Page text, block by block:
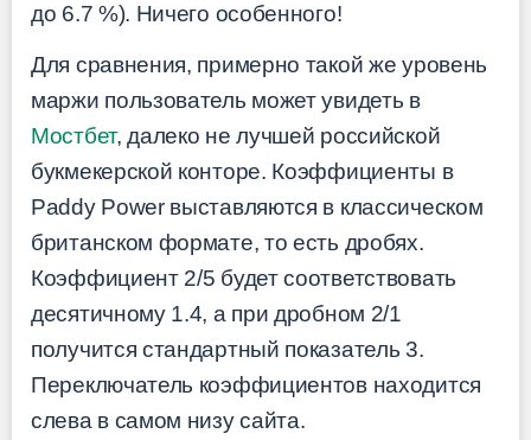
до 6.7 %). Ничего особенного!
Для сравнения, примерно такой же уровень
маржи пользователь может увидеть в
Мостбет, далеко не лучшей российской
букмекерской конторе. Коэффициенты в
Paddy Power выставляются в классическом
британском формате, то есть дробях.
Коэффициент 2/5 будет соответствовать
десятичному 1.4, а при дробном 2/1
получится стандартный показатель 3.
Переключатель коэффициентов находится
слева в самом низу сайта.